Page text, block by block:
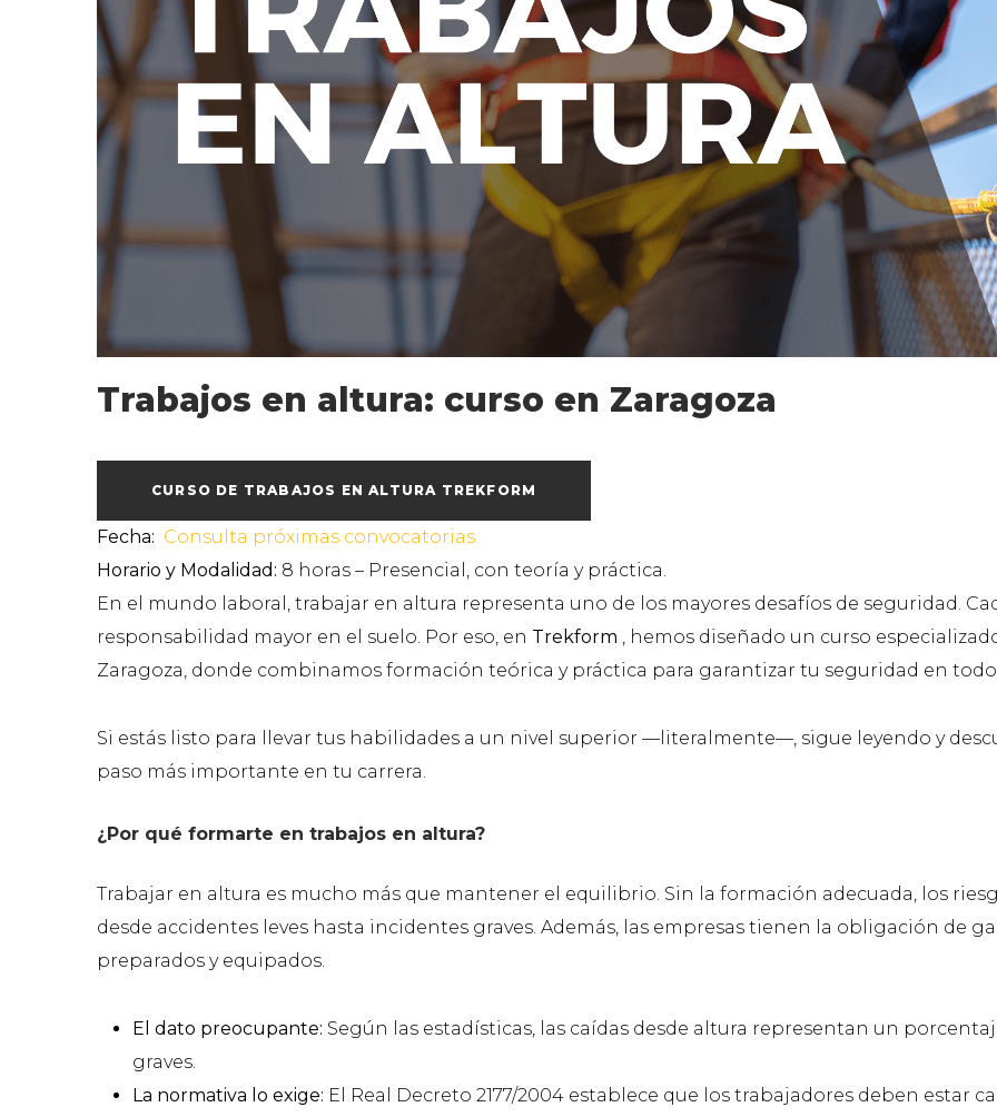
Trabajos en altura: curso en Zaragoza
CURSO DE TRABAJOS EN ALTURA TREKFORM
Fecha: Consulta próximas convocatorias
Horario y Modalidad: 8 horas – Presencial, con teoría y práctica.
En el mundo laboral, trabajar en altura representa uno de los mayores desafíos de seguridad.
responsabilidad mayor en el suelo. Por eso, en Trekform , hemos diseñado un curso
Zaragoza, donde combinamos formación teórica y práctica para garantizar tu seguridad en
Si estás listo para llevar tus habilidades a un nivel superior —literalmente—, sigue leyendo y
paso más importante en tu carrera.
¿Por qué formarte en trabajos en altura?
Trabajar en altura es mucho más que mantener el equilibrio. Sin la formación adecuada, los
desde accidentes leves hasta incidentes graves. Además, las empresas tienen la obligación de
preparados y equipados.
El dato preocupante: Según las estadísticas, las caídas desde altura representan un
graves.
La normativa lo exige: El Real Decreto 2177/2004 establece que los trabajadores deben estar